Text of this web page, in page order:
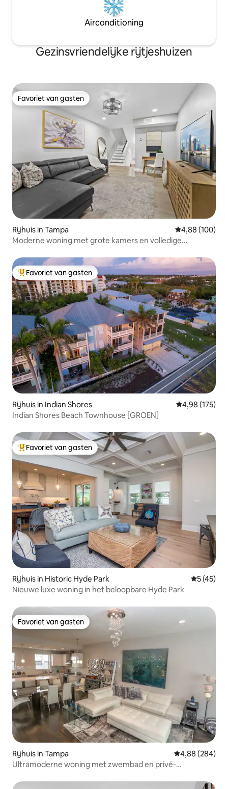
Airconditioning
Gezinsvriendelijke rijtjeshuizen
Favoriet van gasten
Favoriet van gasten
Rijhuis in Tampa Gemiddelde
4,88 (100)
Moderne woning met grote kamers en volledige
Topfavoriet van gasten
Favoriet van gasten
Rijhuis in Indian Shores Gemiddelde
4,98 (175)
Indian Shores Beach Townhouse [GROEN]
Topfavoriet van gasten
Favoriet van gasten
Rijhuis in Historic Hyde Park
5 (45)
Nieuwe luxe woning in het beloopbare Hyde Park
Favoriet van gasten
Favoriet van gasten
Rijhuis in Tampa Gemiddelde
4,88 (284)
Ultramoderne woning met zwembad en privé-